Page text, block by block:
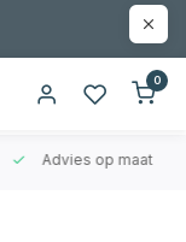
0
Advies op maat